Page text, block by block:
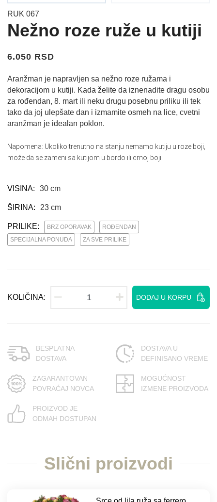
RUK 067
Nežno roze ruže u kutiji
6.050 RSD
Aranžman je napravljen sa nežno roze ružama i
dekoracijom u kutiji. Kada želite da iznenadite dragu osobu
za rođendan, 8. mart ili neku drugu posebnu priliku ili tek
tako da joj ulepšate dan i izmamite osmeh na lice, cvetni
aranžman je idealan poklon.
Napomena: Ukoliko trenutno na stanju nemamo kutiju u roze boji,
može da se zameni sa kutijom u bordo ili crnoj boji.
VISINA: 30 cm
ŠIRINA: 23 cm
PRILIKE: BRZ OPORAVAK
ROĐENDAN
SPECIJALNA PONUDA
ZA SVE PRILIKE
KOLIČINA: DODAJ U KORPU
BESPLATNA
DOSTAVA
DOSTAVA U
DEFINISANO VREME
ZAGARANTOVAN
POVRAĆAJ NOVCA
MOGUĆNOST
IZMENE PROIZVODA
PROIZVOD JE
ODMAH DOSTUPAN
Slični proizvodi